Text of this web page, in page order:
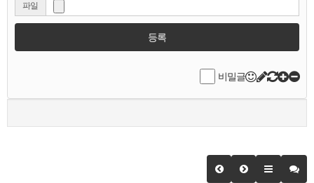
파일
등록
비밀글